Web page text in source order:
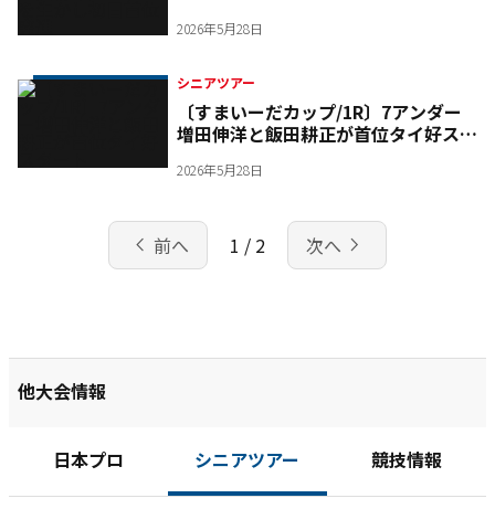
2026年5月28日
シニアツアー
〔すまいーだカップ/1R〕7アンダー
増田伸洋と飯田耕正が首位タイ好スタ
2026年5月28日
chevron_left 前へ 1 / 2 次へ navigate_next
他大会情報
日本プロ シニアツアー 競技情報